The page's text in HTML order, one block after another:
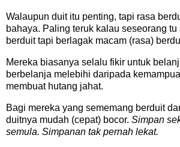
Walaupun duit itu penting, tapi rasa
bahaya. Paling teruk kalau seseorang
berduit tapi berlagak macam (rasa)
Mereka biasanya selalu fikir untuk
berbelanja melebihi daripada
membuat hutang jahat.
Bagi mereka yang sememang berduit
duitnya mudah (cepat) bocor. Simpan
semula. Simpanan tak pernah lekat.